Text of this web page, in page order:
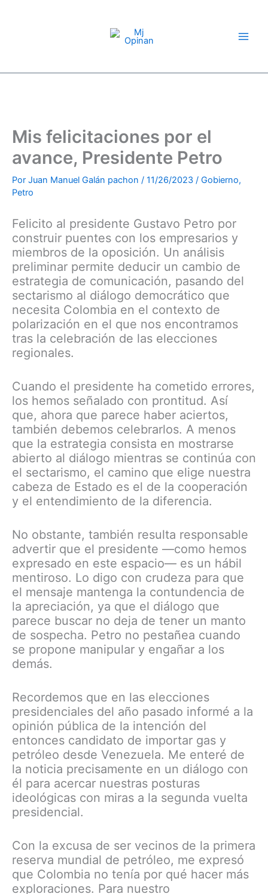
Mis felicitaciones por el
avance, Presidente Petro
Por Juan Manuel Galán pachon / 11/26/2023 / Gobierno,
Petro
Felicito al presidente Gustavo Petro por
construir puentes con los empresarios y
miembros de la oposición. Un análisis
preliminar permite deducir un cambio de
estrategia de comunicación, pasando del
sectarismo al diálogo democrático que
necesita Colombia en el contexto de
polarización en el que nos encontramos
tras la celebración de las elecciones
regionales.
Cuando el presidente ha cometido errores,
los hemos señalado con prontitud. Así
que, ahora que parece haber aciertos,
también debemos celebrarlos. A menos
que la estrategia consista en mostrarse
abierto al diálogo mientras se continúa con
el sectarismo, el camino que elige nuestra
cabeza de Estado es el de la cooperación
y el entendimiento de la diferencia.
No obstante, también resulta responsable
advertir que el presidente —como hemos
expresado en este espacio— es un hábil
mentiroso. Lo digo con crudeza para que
el mensaje mantenga la contundencia de
la apreciación, ya que el diálogo que
parece buscar no deja de tener un manto
de sospecha. Petro no pestañea cuando
se propone manipular y engañar a los
demás.
Recordemos que en las elecciones
presidenciales del año pasado informé a la
opinión pública de la intención del
entonces candidato de importar gas y
petróleo desde Venezuela. Me enteré de
la noticia precisamente en un diálogo con
él para acercar nuestras posturas
ideológicas con miras a la segunda vuelta
presidencial.
Con la excusa de ser vecinos de la primera
reserva mundial de petróleo, me expresó
que Colombia no tenía por qué hacer más
exploraciones. Para nuestro